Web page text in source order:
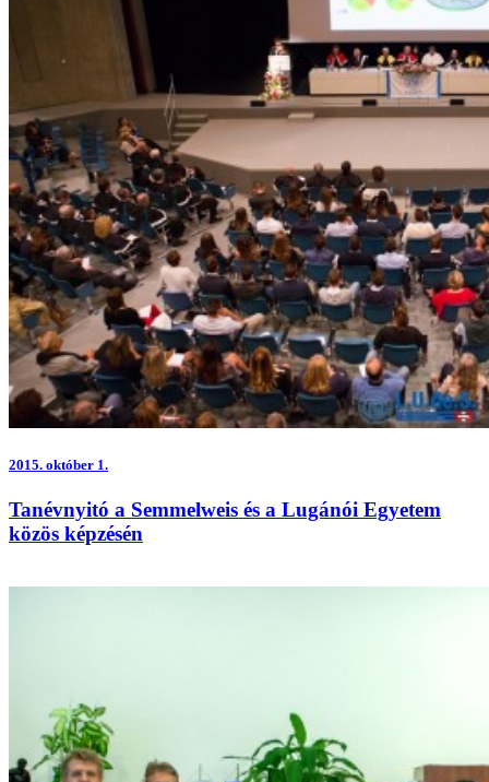
2015. október 1.
Tanévnyitó a Semmelweis és a Lugánói Egyetem
közös képzésén